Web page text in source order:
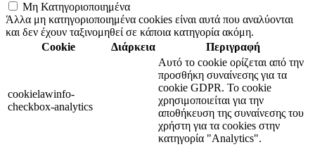
Μη Κατηγοριοποιημένα
Άλλα μη κατηγοριοποιημένα cookies είναι αυτά που αναλύονται
και δεν έχουν ταξινομηθεί σε κάποια κατηγορία ακόμη.
Cookie
Διάρκεια Περιγραφή
cookielawinfo-
checkbox-analytics
Αυτό το cookie ορίζεται από την
προσθήκη συναίνεσης για τα
cookie GDPR. Το cookie
χρησιμοποιείται για την
αποθήκευση της συναίνεσης του
χρήστη για τα cookies στην
κατηγορία "Analytics".